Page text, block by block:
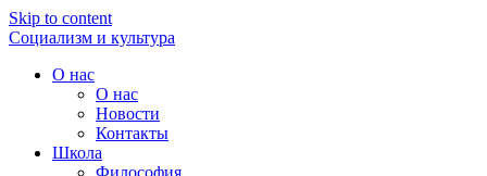
Skip to content
Социализм и культура
О нас
О нас
Новости
Контакты
Школа
Философия